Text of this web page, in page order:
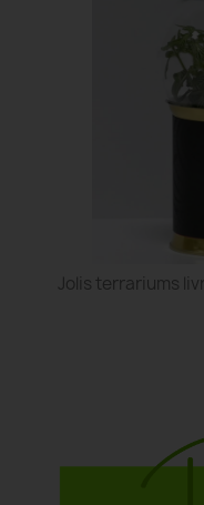
Jolis terrariums